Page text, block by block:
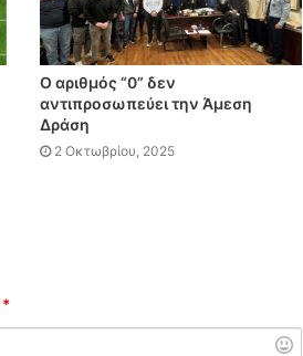
O αριθμός “0” δεν
αντιπροσωπεύει την Άμεση
Δράση
2 Οκτωβρίου, 2025
*